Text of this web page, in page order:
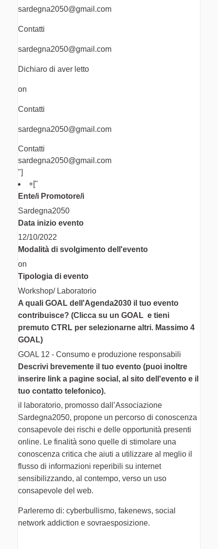
sardegna2050@gmail.com
Contatti
sardegna2050@gmail.com
Dichiaro di aver letto
on
Contatti
sardegna2050@gmail.com
Contatti
sardegna2050@gmail.com
"]
+["
Ente/i Promotore/i
Sardegna2050
Data inizio evento
12/10/2022
Modalità di svolgimento dell'evento
on
Tipologia di evento
Workshop/ Laboratorio
A quali GOAL dell'Agenda2030 il tuo evento
contribuisce? (Clicca su un GOAL e tieni
premuto CTRL per selezionarne altri. Massimo 4
GOAL)
GOAL 12 - Consumo e produzione responsabili
Descrivi brevemente il tuo evento (puoi inoltre
inserire link a pagine social, al sito dell'evento e il
tuo contatto telefonico).
il laboratorio, promosso dall’Associazione
Sardegna2050, propone un percorso di conoscenza
consapevole dei rischi e delle opportunità presenti
online. Le finalità sono quelle di stimolare una
conoscenza critica che aiuti a utilizzare al meglio il
flusso di informazioni reperibili su internet
sensibilizzando, al contempo, verso un uso
consapevole del web.
Parleremo di: cyberbullismo, fakenews, social
network addiction e sovraesposizione.